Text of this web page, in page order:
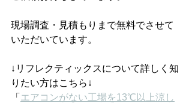
現場調査・見積もりまで無料でさせて
いただいています。
↓リフレクティックスについて詳しく知
りたい方はこちら↓
「 エアコンがない工場を13℃以上涼し